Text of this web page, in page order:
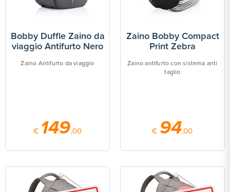
Bobby Duffle Zaino da
viaggio Antifurto Nero
Zaino Antifurto da viaggio
€ 149,00
Zaino Bobby Compact
Print Zebra
Zaino antifurto con sistema anti
taglio
€ 94,00